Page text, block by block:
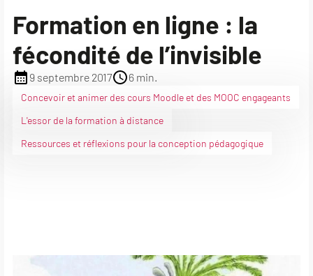
Formation en ligne : la
fécondité de l’invisible
9 septembre 2017 6 min.
Concevoir et animer des cours Moodle et des MOOC engageants
L'essor de la formation à distance
Ressources et réflexions pour la conception pédagogique